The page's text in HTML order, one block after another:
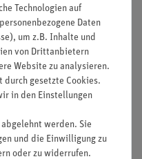
und Fenster wird
verglichen.´
Technologien auf
Daten
um z.B. Inhalte und
von Drittanbietern
Website zu analysieren.
gesetzte Cookies.
in den Einstellungen
werden. Sie
und die Einwilligung zu
oder zu widerrufen.